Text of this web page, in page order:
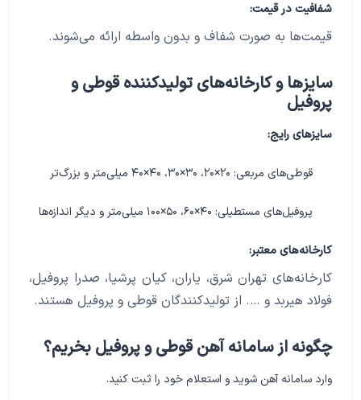
شفافیت در قیمت:
قیمت‌ها به صورت شفاف و بدون واسطه ارائه می‌شوند.
سایزها و کارخانه‌های تولیدکننده قوطی و
پروفیل
سایزهای رایج:
قوطی‌های مربعی: ۲۰×۲۰، ۳۰×۳۰، ۴۰×۴۰ میلی‌متر و بزرگ‌تر
پروفیل‌های مستطیلی: ۴۰×۶۰، ۵۰×۱۰۰ میلی‌متر و دیگر اندازه‌ها
کارخانه‌های معتبر:
کارخانه‌های تهران شرق، یاران، کیان پرشیا، صدرا پروفیل،
فولاد هیربد و …. از تولیدکنندگان قوطی و پروفیل هستند.
چگونه از سامانه آهن قوطی و پروفیل بخریم؟
وارد سامانه آهن شوید و استعلام خود را ثبت کنید.